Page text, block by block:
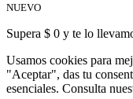
NUEVO
Supera $ 0 y te lo
Usamos cookies para
"Aceptar", das tu
esenciales. Consulta